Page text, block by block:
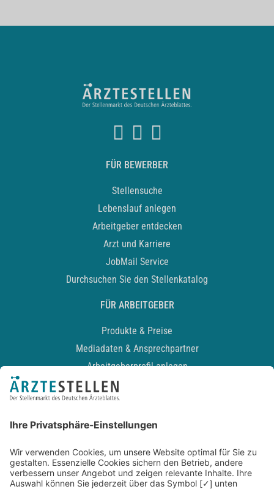
FÜR BEWERBER
Stellensuche
Lebenslauf anlegen
Arbeitgeber entdecken
Arzt und Karriere
JobMail Service
Durchsuchen Sie den Stellenkatalog
FÜR ARBEITGEBER
Produkte & Preise
Mediadaten & Ansprechpartner
Arbeitgeberprofil anlegen
Recruiting-Podcast
Kontakt
Datenschutz